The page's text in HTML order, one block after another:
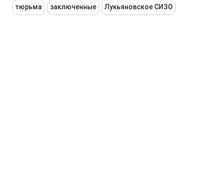
тюрьма заключенные Лукьяновское СИЗО